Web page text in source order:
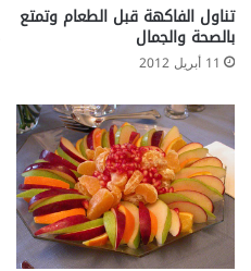
تناول الفاكهة قبل الطعام وتمتع
بالصحة والجمال
11 أبريل 2012